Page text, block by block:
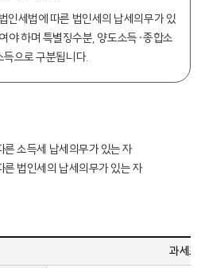
인세법에 따른 법인세의 납세의무가 있
야 하며 특별징수분, 양도소득·종합소
으로 구분됩니다.
른 소득세 납세의무가 있는 자
른 법인세의 납세의무가 있는 자
과세